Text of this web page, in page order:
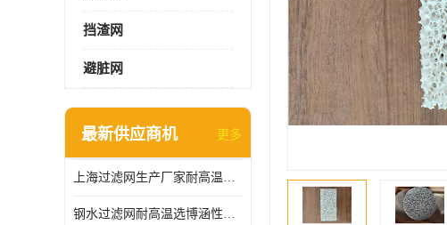
挡渣网
避脏网
最新供应商机 更多
上海过滤网生产厂家耐高温可定制供应及时
钢水过滤网耐高温选博涵性能稳定价格合适